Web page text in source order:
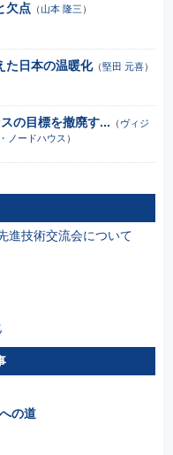
欠点 （山本 隆三 ）
た日本の温暖化（堅田 元喜）
の目標を撤廃す... （ ヴィジ
ノードハウス ）
進技術交流会について
の道